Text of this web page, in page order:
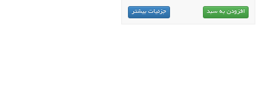
افزودن به سبد جزئیات بیشتر